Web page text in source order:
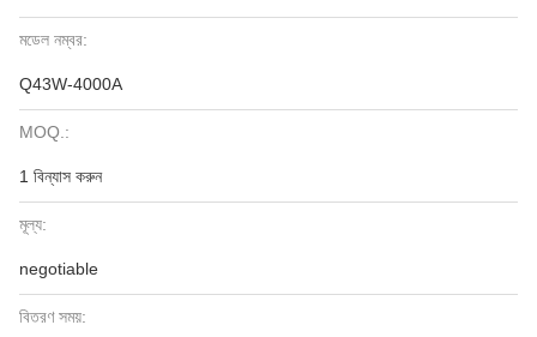
মডেল নম্বর:
Q43W-4000A
MOQ.:
1 বিন্যাস করুন
মূল্য:
negotiable
বিতরণ সময়: